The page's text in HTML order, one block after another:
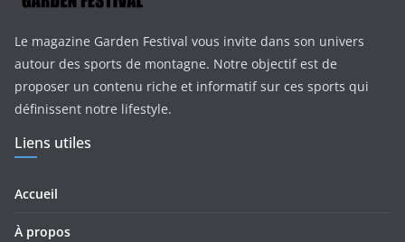
Le magazine Garden Festival vous invite dans son univers
autour des sports de montagne. Notre objectif est de
proposer un contenu riche et informatif sur ces sports qui
définissent notre lifestyle.
Liens utiles
Accueil
À propos